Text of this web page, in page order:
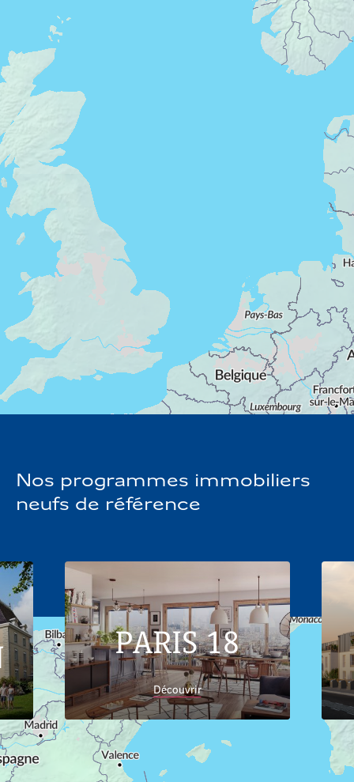
Appartement 2 pièces Angers
À mi-chemin entre Paris et Nantes, Angers est une
ville en pleine évolution. Son patrimoine culturel et
historique lui confère le titre de ville d’art et
d’histoire.
Angers regorge d’espaces verts et de parcs qui
raviront les amoureux de la nature.
À proximité du centre-ville, des écoles et des
transports, VINCI Immobilier vous propose une
sélection d’appartements 2 pièces disponibles à
l’achat ou en investissement immobilier.
Nos T2 à Angers sont construits selon la démarche
HQE et possèdent le label Bâtiments-Basse-
Consommation afin de garantir un confort de vie
optimal aux futurs occupants.
Nos programmes immobiliers
neufs de référence
PARIS 18
Découvrir